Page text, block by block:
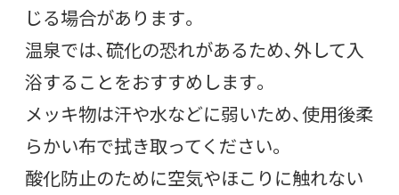
じる場合があります。
温泉では、硫化の恐れがあるため、外して入
浴することをおすすめします。
メッキ物は汗や水などに弱いため、使用後柔
らかい布で拭き取ってください。
酸化防止のために空気やほこりに触れない